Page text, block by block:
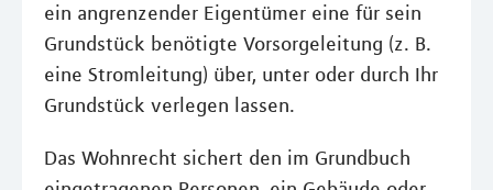
ein angrenzender Eigentümer eine für sein
Grundstück benötigte Vorsorgeleitung (z. B.
eine Stromleitung) über, unter oder durch Ihr
Grundstück verlegen lassen.
Das Wohnrecht sichert den im Grundbuch